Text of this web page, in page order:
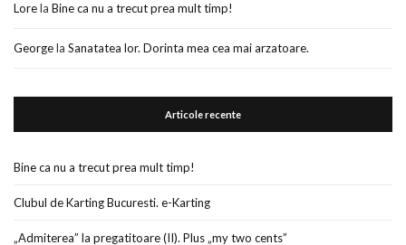
Lorela Bine ca nu a trecut prea mult timp!
Georgela Sanatatea lor. Dorinta mea cea mai arzatoare.
Articole recente
Bine ca nu a trecut prea mult timp!
Clubul de Karting Bucuresti. e-Karting
„Admiterea” la pregatitoare (II). Plus „my two cents”